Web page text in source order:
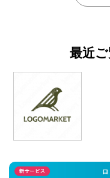
最近